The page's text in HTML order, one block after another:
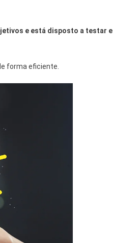
e está disposto a testar e
forma eficiente.